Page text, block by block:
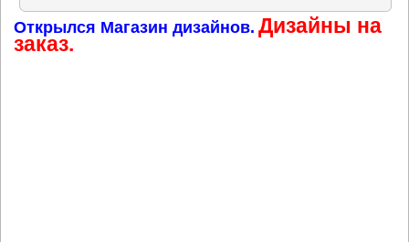
Открылся Магазин дизайнов. Дизайны на
заказ.